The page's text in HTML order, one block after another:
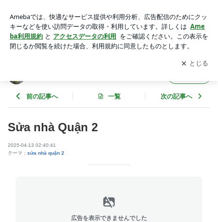
アプリをダウンロードして ブログの更新通知
を受け取りまし
ょう。
開く
前の記事へ 一覧 次の記事へ
Sửa nhà Quận 2
2025-04-13 02:40:41
テーマ： sửa nhà quận 2
広告を表示できませんでした